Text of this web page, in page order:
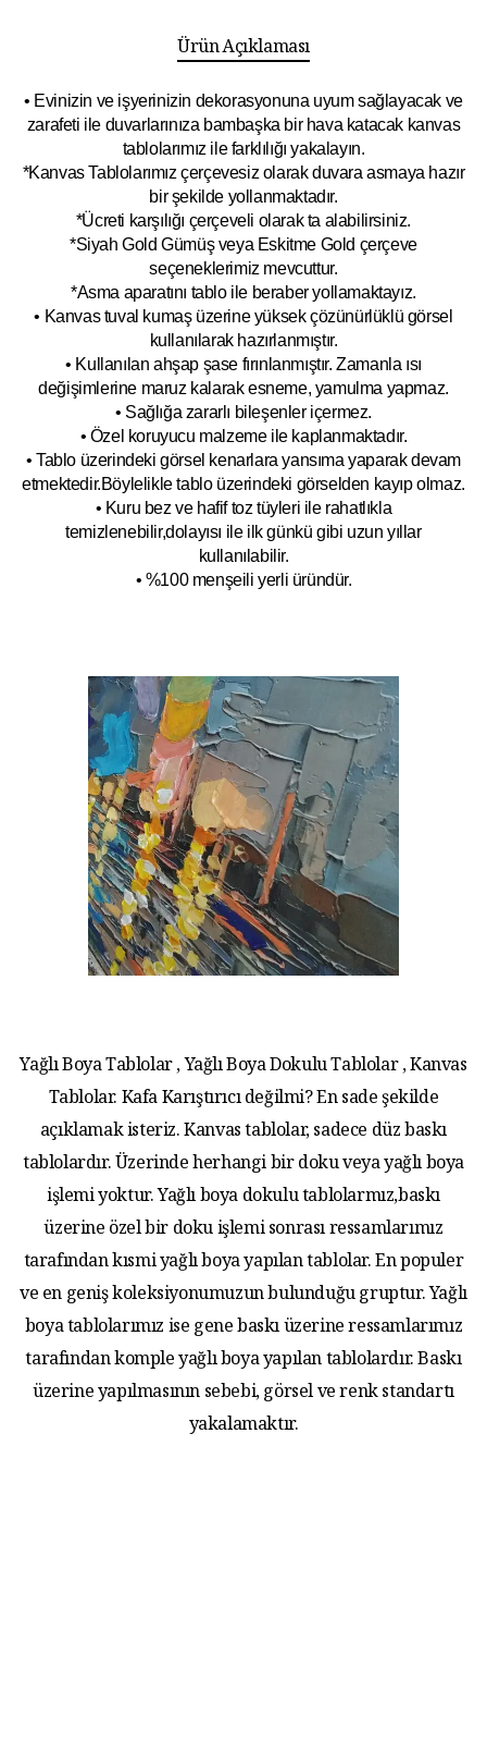
Ürün Açıklaması
• Evinizin ve işyerinizin dekorasyonuna uyum sağlayacak ve
zarafeti ile duvarlarınıza bambaşka bir hava katacak kanvas
tablolarımız ile farklılığı yakalayın.
*Kanvas Tablolarımız çerçevesiz olarak duvara asmaya hazır
bir şekilde yollanmaktadır.
*Ücreti karşılığı çerçeveli olarak ta alabilirsiniz.
*Siyah Gold Gümüş veya Eskitme Gold çerçeve
seçeneklerimiz mevcuttur.
*Asma aparatını tablo ile beraber yollamaktayız.
• Kanvas tuval kumaş üzerine yüksek çözünürlüklü görsel
kullanılarak hazırlanmıştır.
• Kullanılan ahşap şase fırınlanmıştır. Zamanla ısı
değişimlerine maruz kalarak esneme, yamulma yapmaz.
• Sağlığa zararlı bileşenler içermez.
• Özel koruyucu malzeme ile kaplanmaktadır.
• Tablo üzerindeki görsel kenarlara yansıma yaparak devam
etmektedir.Böylelikle tablo üzerindeki görselden kayıp olmaz.
• Kuru bez ve hafif toz tüyleri ile rahatlıkla
temizlenebilir,dolayısı ile ilkgünkü gibi uzun yıllar
kullanılabilir.
• %100 menşeili yerli üründür.
Yağlı Boya Tablolar , Yağlı Boya Dokulu Tablolar , Kanvas
Tablolar. Kafa Karıştırıcı değilmi? En sade şekilde
açıklamak isteriz. Kanvas tablolar, sadece düz baskı
tablolardır. Üzerinde herhangi bir doku veya yağlı boya
işlemi yoktur. Yağlı boya dokulu tablolarmız,baskı
üzerine özel bir doku işlemi sonrası ressamlarımız
tarafından kısmi yağlı boya yapılan tablolar. En populer
ve en geniş koleksiyonumuzun bulunduğu gruptur. Yağlı
boya tablolarımız ise gene baskı üzerine ressamlarımız
tarafından komple yağlı boya yapılan tablolardır. Baskı
üzerine yapılmasının sebebi, görsel ve renk standartı
yakalamaktır.